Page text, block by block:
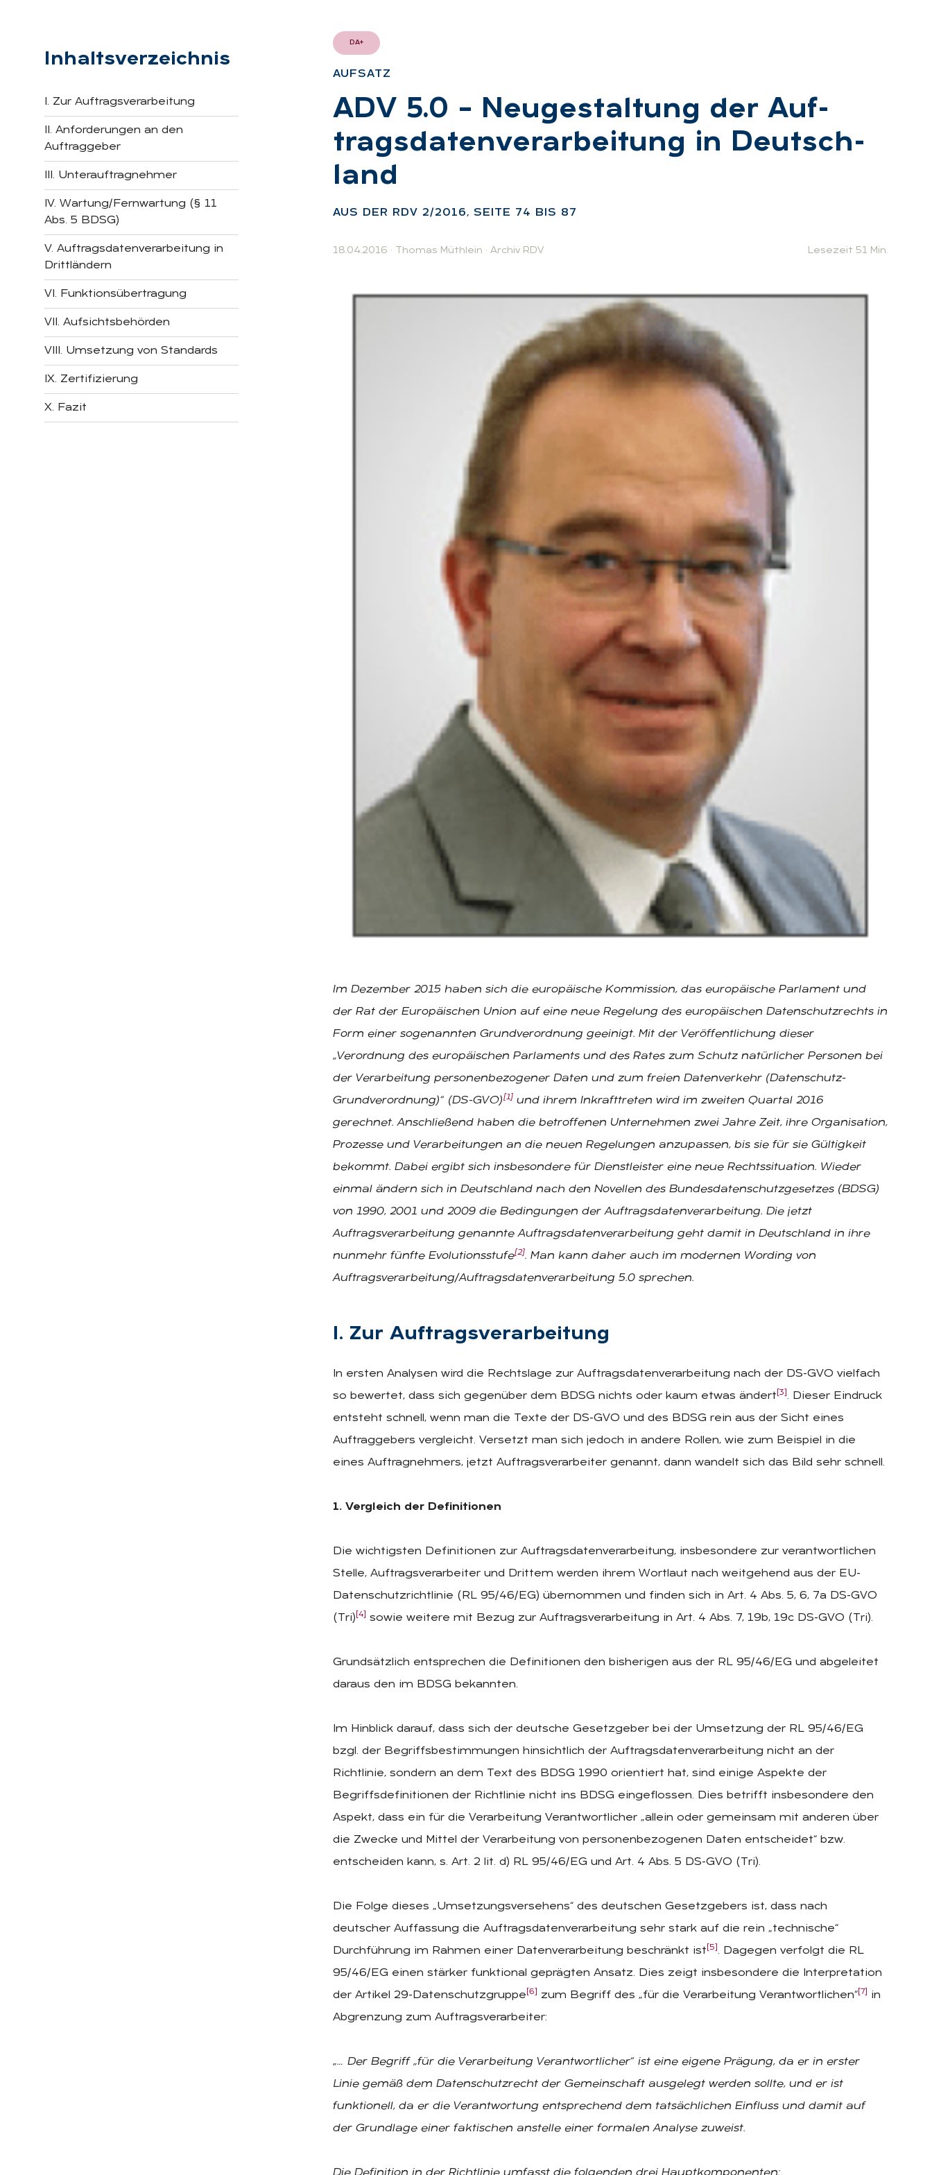
Inhaltsverzeichnis
I. Zur Auftragsverarbeitung
II. Anforderungen an den
Auftraggeber
III. Unterauftragnehmer
IV. Wartung/Fernwartung (§ 11
Abs. 5 BDSG)
V. Auftragsdatenverarbeitung in
Drittländern
VI. Funktionsübertragung
VII. Aufsichtsbehörden
VIII. Umsetzung von Standards
IX. Zertifizierung
X. Fazit
DA+
AUF­SATZ
:
ADV 5.0 – Neu­ge­stal­tung der Auf­
trags­da­ten­ver­ar­bei­tung in Deutsch­
land
AUS DER RDV 2/2016, SEI­TE 74 BIS 87
18.04.2016 · Thomas Müthlein · Archiv RDV Lesezeit 51 Min.
Im Dezember 2015 haben sich die europäische Kommission, das europäische Parlament und
der Rat der Europäischen Union auf eine neue Regelung des europäischen Datenschutzrechts in
Form einer sogenannten Grundverordnung geeinigt. Mit der Veröffentlichung dieser
„Verordnung des europäischen Parlaments und des Rates zum Schutz natürlicher Personen bei
der Verarbeitung personenbezogener Daten und zum freien Datenverkehr (Datenschutz-
Grundverordnung)“ (DS-GVO)[1] und ihrem Inkrafttreten wird im zweiten Quartal 2016
gerechnet. Anschließend haben die betroffenen Unternehmen zwei Jahre Zeit, ihre Organisation,
Prozesse und Verarbeitungen an die neuen Regelungen anzupassen, bis sie für sie Gültigkeit
bekommt. Dabei ergibt sich insbesondere für Dienstleister eine neue Rechtssituation. Wieder
einmal ändern sich in Deutschland nach den Novellen des Bundesdatenschutzgesetzes (BDSG)
von 1990, 2001 und 2009 die Bedingungen der Auftragsdatenverarbeitung. Die jetzt
Auftragsverarbeitung genannte Auftragsdatenverarbeitung geht damit in Deutschland in ihre
nunmehr fünfte Evolutionsstufe[2]. Man kann daher auch im modernen Wording von
Auftragsverarbeitung/Auftragsdatenverarbeitung 5.0 sprechen.
I. Zur Auf­trags­ver­ar­bei­tung
In ersten Analysen wird die Rechtslage zur Auftragsdatenverarbeitung nach der DS-GVO vielfach
so bewertet, dass sich gegenüber dem BDSG nichts oder kaum etwas ändert [3] . Dieser Eindruck
entsteht schnell, wenn man die Texte der DS-GVO und des BDSG rein aus der Sicht eines
Auftraggebers vergleicht. Versetzt man sich jedoch in andere Rollen, wie zum Beispiel in die
eines Auftragnehmers, jetzt Auftragsverarbeiter genannt, dann wandelt sich das Bild sehr schnell.
1. Vergleich der Definitionen
Die wichtigsten Definitionen zur Auftragsdatenverarbeitung, insbesondere zur verantwortlichen
Stelle, Auftragsverarbeiter und Drittem werden ihrem Wortlaut nach weitgehend aus der EU-
Datenschutzrichtlinie (RL 95/46/EG) übernommen und finden sich in Art. 4 Abs. 5, 6, 7a DS-GVO
(Tri) [4] sowie weitere mit Bezug zur Auftragsverarbeitung in Art. 4 Abs. 7, 19b, 19c DS-GVO (Tri).
Grundsätzlich entsprechen die Definitionen den bisherigen aus der RL 95/46/EG und abgeleitet
daraus den im BDSG bekannten.
Im Hinblick darauf, dass sich der deutsche Gesetzgeber bei der Umsetzung der RL 95/46/EG
bzgl. der Begriffsbestimmungen hinsichtlich der Auftragsdatenverarbeitung nicht an der
Richtlinie, sondern an dem Text des BDSG 1990 orientiert hat, sind einige Aspekte der
Begriffsdefinitionen der Richtlinie nicht ins BDSG eingeflossen. Dies betrifft insbesondere den
Aspekt, dass ein für die Verarbeitung Verantwortlicher „allein oder gemeinsam mit anderen über
die Zwecke und Mittel der Verarbeitung von personenbezogenen Daten entscheidet“ bzw.
entscheiden kann, s. Art. 2 lit. d) RL 95/46/EG und Art. 4 Abs. 5 DS-GVO (Tri).
Die Folge dieses „Umsetzungsversehens“ des deutschen Gesetzgebers ist, dass nach
deutscher Auffassung die Auftragsdatenverarbeitung sehr stark auf die rein „technische“
Durchführung im Rahmen einer Datenverarbeitung beschränkt ist [5] . Dagegen verfolgt die RL
95/46/EG einen stärker funktional geprägten Ansatz. Dies zeigt insbesondere die Interpretation
der Artikel 29-Datenschutzgruppe [6] zum Begriff des „für die Verarbeitung Verantwortlichen“ [7]
in
Abgrenzung zum Auftragsverarbeiter:
„… Der Begriff „für die Verarbeitung Verantwortlicher“ ist eine eigene Prägung, da er in erster
Linie gemäß dem Datenschutzrecht der Gemeinschaft ausgelegt werden sollte, und er ist
funktionell, da er die Verantwortung entsprechend dem tatsächlichen Einfluss und damit auf
der Grundlage einer faktischen anstelle einer formalen Analyse zuweist.